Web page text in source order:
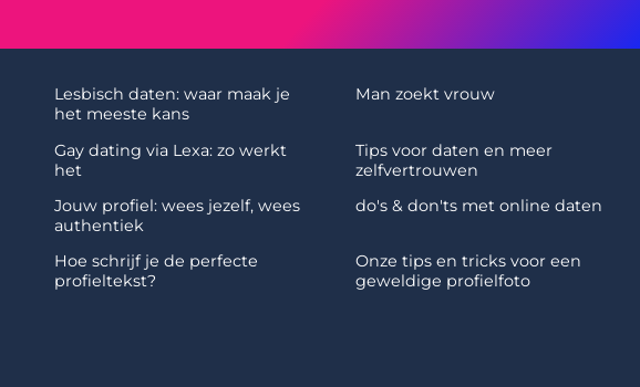
Lesbisch daten: waar maak je
het meeste kans
Man zoekt vrouw
Gay dating via Lexa: zo werkt
het
Tips voor daten en meer
zelfvertrouwen
Jouw profiel: wees jezelf, wees
authentiek
do's & don'ts met online daten
Hoe schrijf je de perfecte
profieltekst?
Onze tips en tricks voor een
geweldige profielfoto